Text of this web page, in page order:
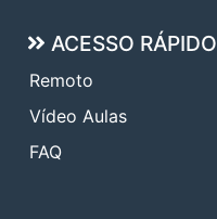
ACESSO RÁPIDO
Remoto
Vídeo Aulas
FAQ